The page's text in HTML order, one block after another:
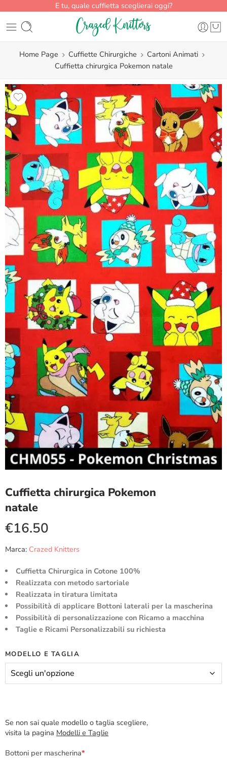
E tu, quale cuffietta sceglierai oggi?
Home Page Cuffiette Chirurgiche
Cartoni Animati
Cuffietta chirurgica Pokemon natale
Cuffietta chirurgica Pokemon
natale
€16.50
Marca: Crazed Knitters
Cuffietta Chirurgica in Cotone 100%
Realizzata con metodo sartoriale
Realizzata in tiratura limitata
Possibilità di applicare Bottoni laterali per la mascherina
Possibilità di personalizzazione con Ricamo a macchina
Taglie e Ricami Personalizzabili su richiesta
MODELLO E TAGLIA
Se non sai quale modello o taglia scegliere,
visita la pagina Modelli e Taglie
Bottoni per mascherina*